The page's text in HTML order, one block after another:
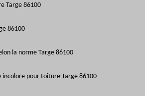
Targe 86100
86100
la norme Targe 86100
incolore pour toiture Targe 86100